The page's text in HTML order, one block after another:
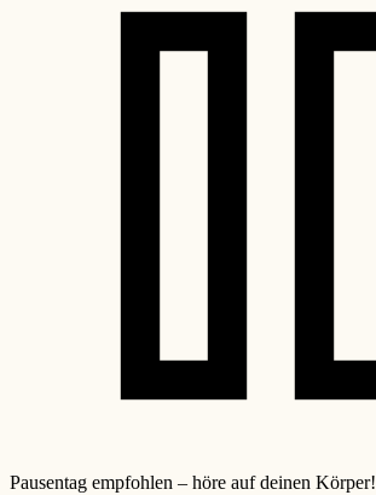
Pausentag empfohlen – höre auf deinen Körper!